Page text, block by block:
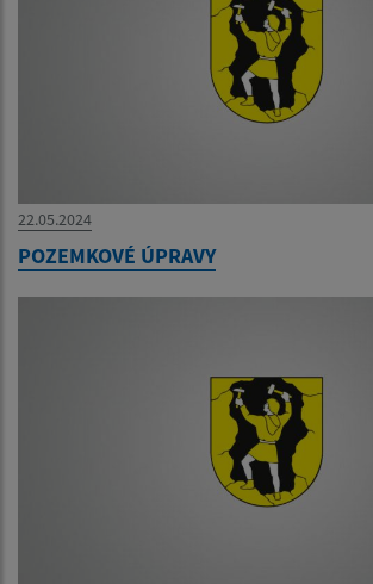
22.05.2024
POZEMKOVÉ ÚPRAVY